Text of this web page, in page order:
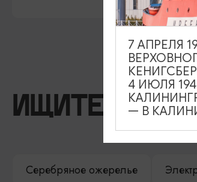
ИЩИТЕ
Серебряное ожерелье
7 АПРЕЛЯ
4 ИЮЛЯ
— В